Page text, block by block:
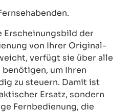
Erscheinungsbild der
von Ihrer Original-
verfügt sie über alle
um Ihren
zu steuern. Damit ist
Ersatz, sondern
Fernbedienung, die